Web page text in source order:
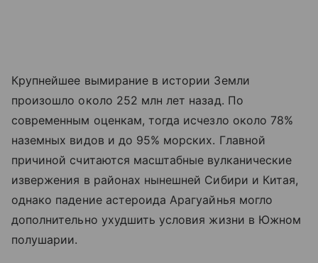
Крупнейшее вымирание в истории Земли
произошло около 252 млн лет назад. По
современным оценкам, тогда исчезло около 78%
наземных видов и до 95% морских. Главной
причиной считаются масштабные вулканические
извержения в районах нынешней Сибири и Китая,
однако падение астероида Арагуайнья могло
дополнительно ухудшить условия жизни в Южном
полушарии.